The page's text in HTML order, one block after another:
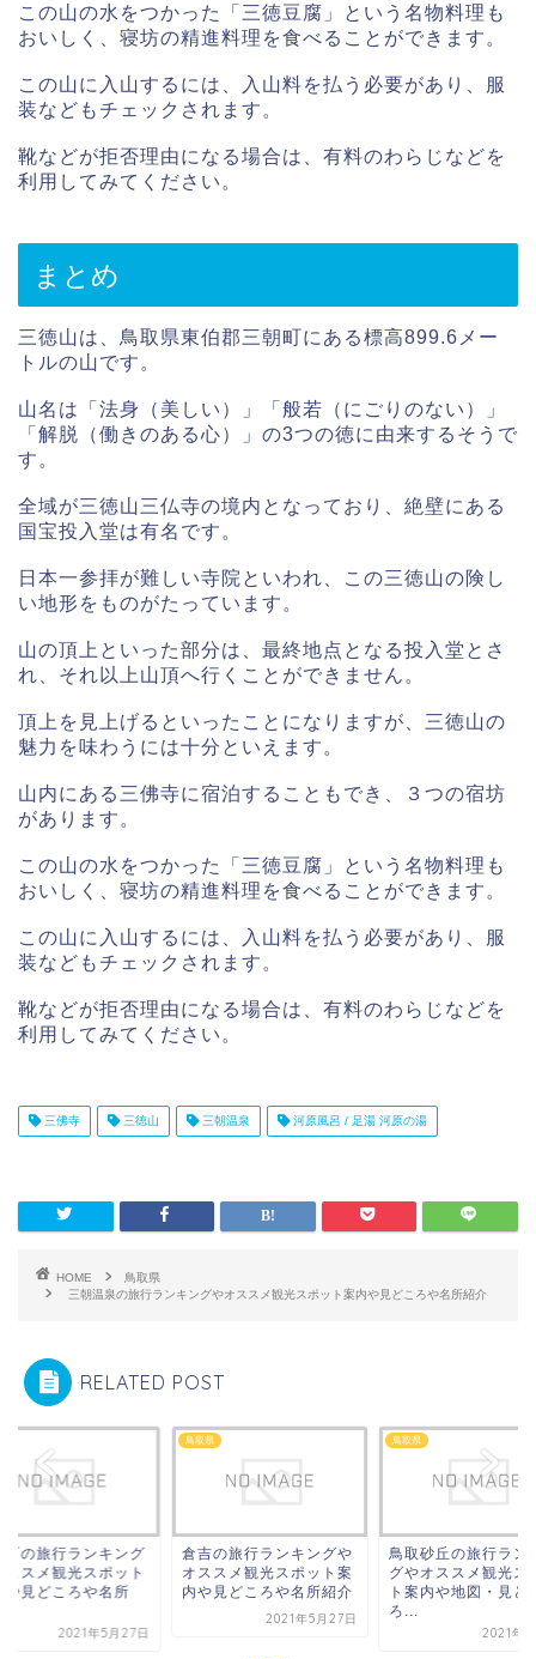
この山の水をつかった「三徳豆腐」という名物料理も
おいしく、寝坊の精進料理を食べることができます。
この山に入山するには、入山料を払う必要があり、服
装などもチェックされます。
靴などが拒否理由になる場合は、有料のわらじなどを
利用してみてください。
まとめ
三徳山は、鳥取県東伯郡三朝町にある標高899.6メー
トルの山です。
山名は「法身（美しい）」「般若（にごりのない）」
「解脱（働きのある心）」の3つの徳に由来するそうで
す。
全域が三徳山三仏寺の境内となっており、絶壁にある
国宝投入堂は有名です。
日本一参拝が難しい寺院といわれ、この三徳山の険し
い地形をものがたっています。
山の頂上といった部分は、最終地点となる投入堂とさ
れ、それ以上山頂へ行くことができません。
頂上を見上げるといったことになりますが、三徳山の
魅力を味わうには十分といえます。
山内にある三佛寺に宿泊することもでき、３つの宿坊
があります。
この山の水をつかった「三徳豆腐」という名物料理も
おいしく、寝坊の精進料理を食べることができます。
この山に入山するには、入山料を払う必要があり、服
装などもチェックされます。
靴などが拒否理由になる場合は、有料のわらじなどを
利用してみてください。
三佛寺 三徳山 三朝温泉 河原風呂 / 足湯 河原の湯
HOME
鳥取県
三朝温泉の旅行ランキングやオススメ観光スポット案内や見どころや名所紹介
RELATED POST
町の旅行ランキング
ススメ観光スポット
や見どころや名所
2021年5月27日
鳥取県
倉吉の旅行ランキングや
オススメ観光スポット案
内や見どころや名所紹介
2021年5月27日
鳥取県
鳥取砂丘の旅行ラン
グやオススメ観光ス
ト案内や地図・見ど
ろ...
2021年7